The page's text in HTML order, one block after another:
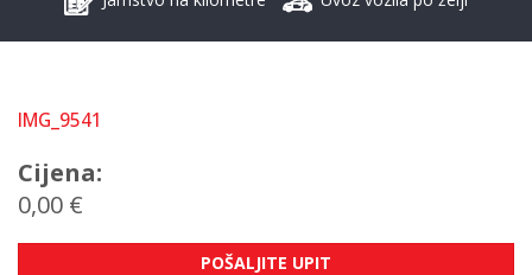
IMG_9541
Cijena:
0,00 €
POŠALJITE UPIT